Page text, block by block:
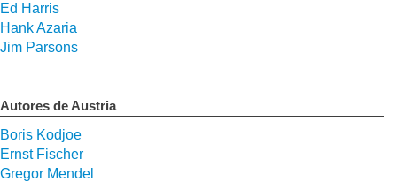
Ed Harris
Hank Azaria
Jim Parsons
Autores de Austria
Boris Kodjoe
Ernst Fischer
Gregor Mendel